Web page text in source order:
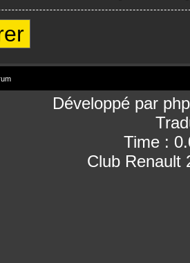
Développé par
Time :
Club Renault